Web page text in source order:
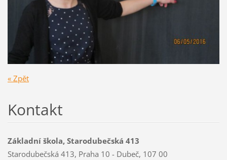
« Zpět
Kontakt
Základní škola, Starodubečská 413
Starodubečská 413, Praha 10 - Dubeč, 107 00